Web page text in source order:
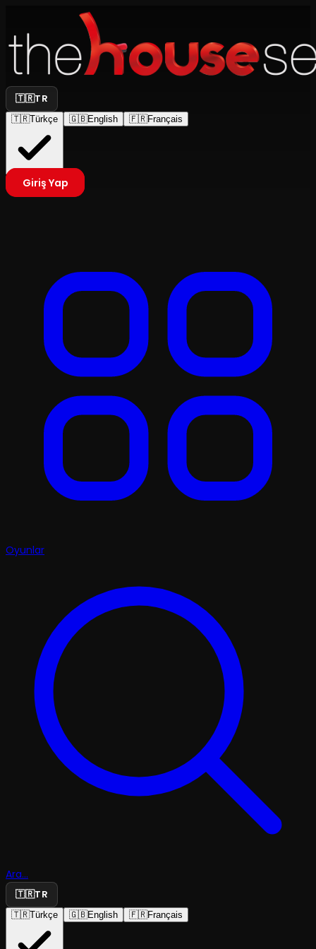
🇹🇷TR
🇹🇷Türkçe 🇬🇧English 🇫🇷Français
Giriş Yap
Oyunlar
Ara...
🇹🇷TR
🇹🇷Türkçe 🇬🇧English 🇫🇷Français